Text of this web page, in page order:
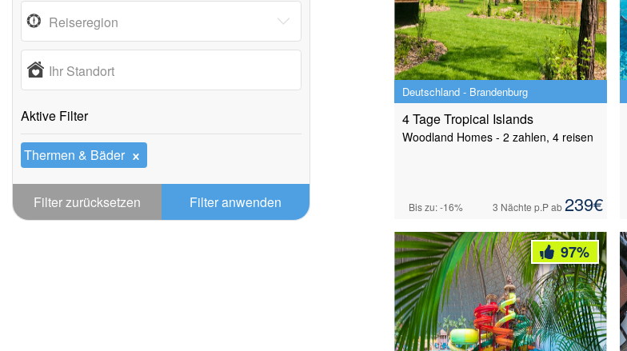
Reiseregion
Ihr Standort
Aktive Filter
Thermen & Bäder
Filter zurücksetzen Filter anwenden
Deutschland - Brandenburg
4 Tage Tropical Islands
Woodland Homes - 2 zahlen, 4 reisen
Bis zu: -16% 3 Nächte p.P ab 239€
97%